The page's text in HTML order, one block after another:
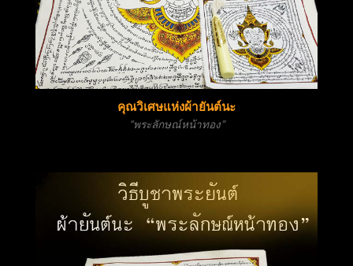
คุณวิเศษแห่งผ้ายันต์นะ
“พระลักษณ์หน้าทอง”